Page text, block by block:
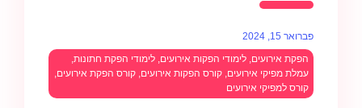
פברואר 15, 2024
הפקת אירועים, לימודי הפקות אירועים, לימודי הפקת חתונות,
עמלת מפיקי אירועים, קורס הפקות אירועים, קורס הפקת אירועים,
קורס למפיקי אירועים